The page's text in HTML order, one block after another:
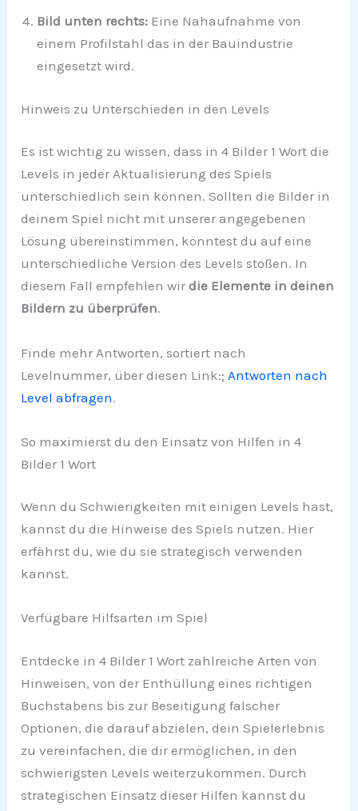
Bild unten rechts: Eine Nahaufnahme von
einem Profilstahl das in der Bauindustrie
eingesetzt wird.
Hinweis zu Unterschieden in den Levels
Es ist wichtig zu wissen, dass in 4 Bilder 1 Wort die
Levels in jeder Aktualisierung des Spiels
unterschiedlich sein können. Sollten die Bilder in
deinem Spiel nicht mit unserer angegebenen
Lösung übereinstimmen, könntest du auf eine
unterschiedliche Version des Levels stoßen. In
diesem Fall empfehlen wirdie Elemente in deinen
Bildern zu überprüfen.
Finde mehr Antworten, sortiert nach
Levelnummer, über diesen Link:; Antworten nach
Level abfragen.
So maximierst du den Einsatz von Hilfen in 4
Bilder 1 Wort
Wenn du Schwierigkeiten mit einigen Levels hast,
kannst du die Hinweise des Spiels nutzen. Hier
erfährst du, wie du sie strategisch verwenden
kannst.
Verfügbare Hilfsarten im Spiel
Entdecke in 4 Bilder 1 Wort zahlreiche Arten von
Hinweisen, von der Enthüllung eines richtigen
Buchstabens bis zur Beseitigung falscher
Optionen, die darauf abzielen, dein Spielerlebnis
zu vereinfachen, die dir ermöglichen, in den
schwierigsten Levels weiterzukommen. Durch
strategischen Einsatz dieser Hilfen kannst du